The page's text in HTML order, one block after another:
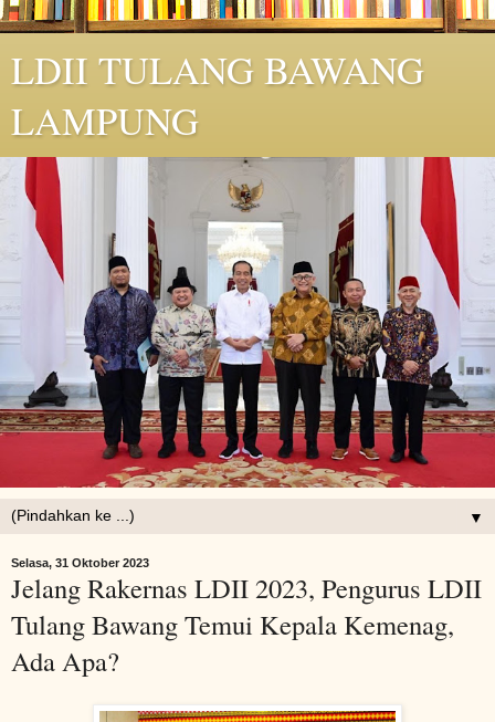
LDII TULANG BAWANG
LAMPUNG
▼
Selasa, 31 Oktober 2023
Jelang Rakernas LDII 2023, Pengurus LDII
Tulang Bawang Temui Kepala Kemenag,
Ada Apa?